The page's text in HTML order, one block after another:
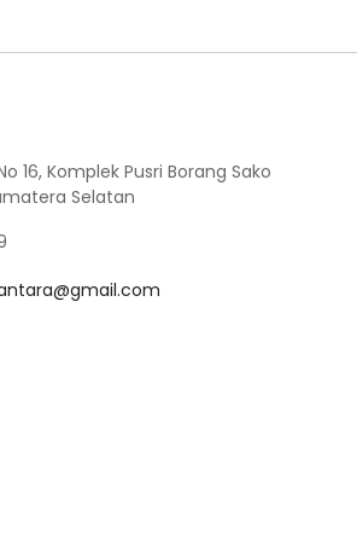
16, Komplek Pusri Borang Sako
Selatan